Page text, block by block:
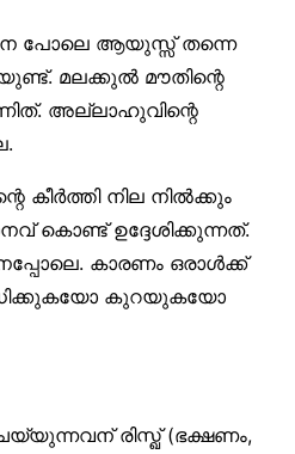
പോലെ ആയുസ്സ് തന്നെ
മലക്കുൽ മൗതിന്റെ
അല്ലാഹുവിന്റെ
കീർത്തി നില നിൽക്കും
കൊണ്ട് ഉദ്ദേശിക്കുന്നത്.
കാരണം ഒരാൾക്ക്
കുറയുകയോ
രിസ്ഖ് (ഭക്ഷണം,